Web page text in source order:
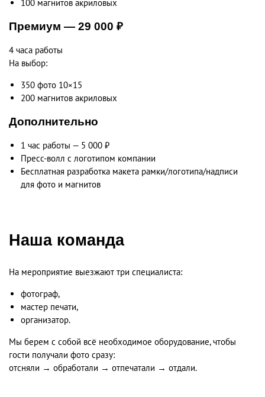
100 магнитов акриловых
Премиум — 29 000 ₽
4 часа работы
На выбор:
350 фото 10×15
200 магнитов акриловых
Дополнительно
1 час работы — 5 000 ₽
Пресс-волл с логотипом компании
Бесплатная разработка макета рамки/логотипа/надписи
для фото и магнитов
Наша команда
На мероприятие выезжают три специалиста:
фотограф,
мастер печати,
организатор.
Мы берем с собой всё необходимое оборудование, чтобы
гости получали фото сразу:
отсняли → обработали → отпечатали → отдали.